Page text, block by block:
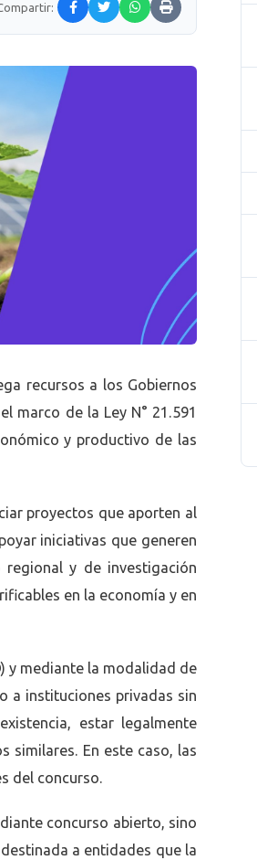
recursos a los Gobiernos
marco de la Ley N° 21.591
y productivo de las
proyectos que aporten al
iniciativas que generen
y de investigación
en la economía y en
y mediante la modalidad de
a instituciones privadas sin
estar legalmente
similares. En este caso, las
del concurso.
concurso abierto, sino
a entidades que la